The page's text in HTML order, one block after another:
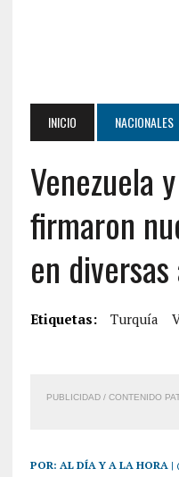
INICIO NACIONALES
Venezuela
firmaron
en
Etiquetas: Turquía
PUBLICIDAD / CONTENIDO
POR: AL DÍA Y A LA HORA |